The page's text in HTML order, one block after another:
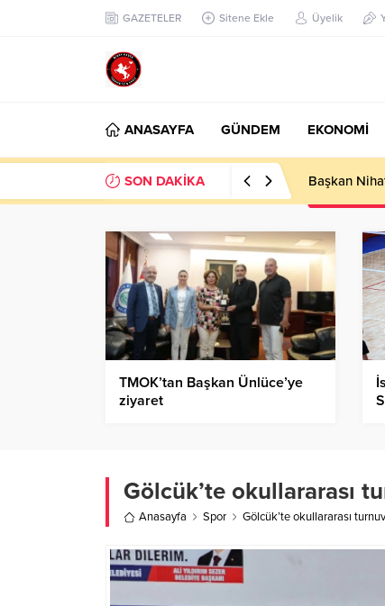
GAZETELER Sitene Ekle Üyelik
ANASAYFA GÜNDEM EKONOMİ
SON DAKİKA Başkan
TMOK’tan Başkan Ünlüce’ye
ziyaret
Gölcük’te okullararası
Anasayfa Spor Gölcük’te okullararası